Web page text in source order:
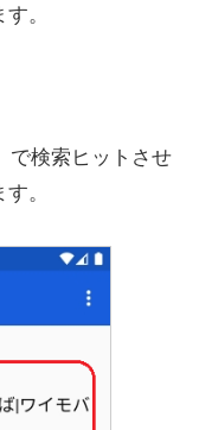
。
で検索ヒットさせ
。